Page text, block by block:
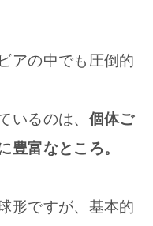
アの中でも圧倒的
いるのは、 個体ご
豊富なところ。
形ですが、基本的